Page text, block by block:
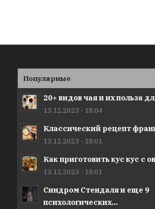
Популярные
20+ видов чая и их польза
13.12.2023 - 18:04
Классический рецепт
13.12.2023 - 18:01
Как приготовить кус кус с
13.12.2023 - 18:01
Синдром Стендаля и еще 9
психологических...